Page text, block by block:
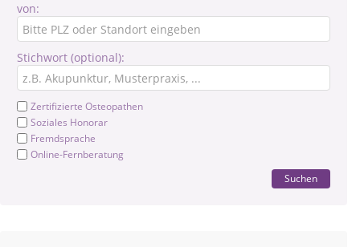
von:
Stichwort (optional):
Zertifizierte Osteopathen
Soziales Honorar
Fremdsprache
Online-Fernberatung
Suchen